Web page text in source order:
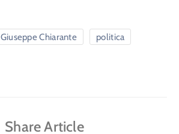
Giuseppe Chiarante politica
Share Article